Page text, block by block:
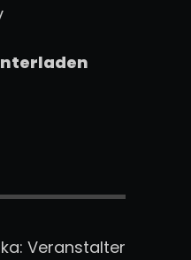
Veranstalter